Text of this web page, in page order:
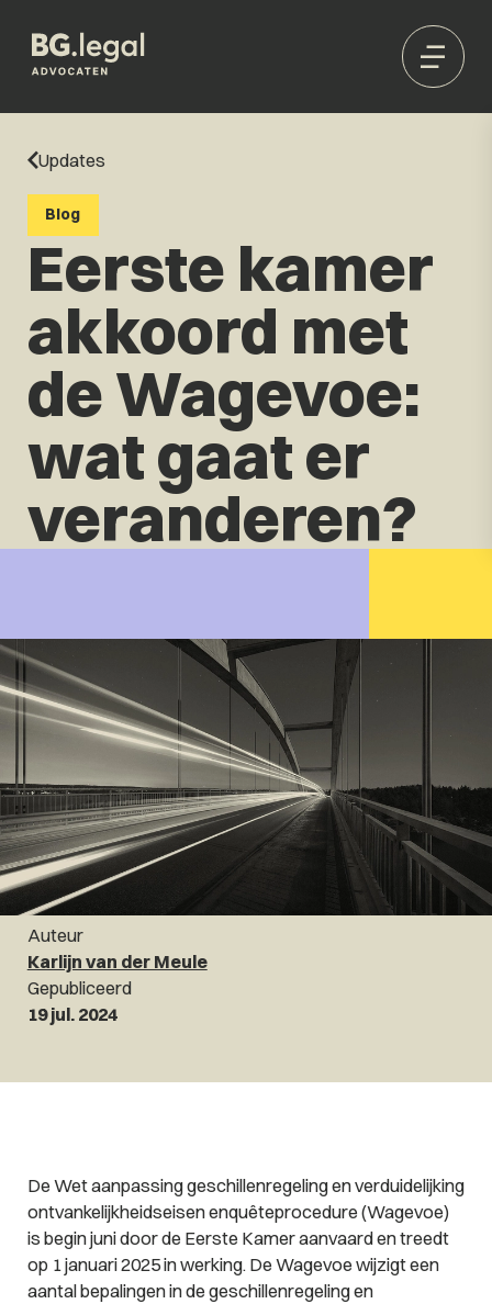
Updates
Blog
Eerste kamer
akkoord met
de Wagevoe:
wat gaat er
veranderen?
Auteur
Karlijn van der Meule
Gepubliceerd
19 jul. 2024
De Wet aanpassing geschillenregeling en verduidelijking
ontvankelijkheidseisen enquêteprocedure (Wagevoe)
is begin juni door de Eerste Kamer aanvaard en treedt
op 1 januari 2025 in werking. De Wagevoe wijzigt een
aantal bepalingen in de geschillenregeling en